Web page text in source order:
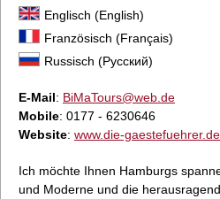
Englisch (English)
Französisch (Français)
Russisch (Русский)
E-Mail: BiMaTours@web.de
Mobile: 0177 - 6230646
Website: www.die-
Ich möchte Ihnen Hamburgs
und Moderne und die